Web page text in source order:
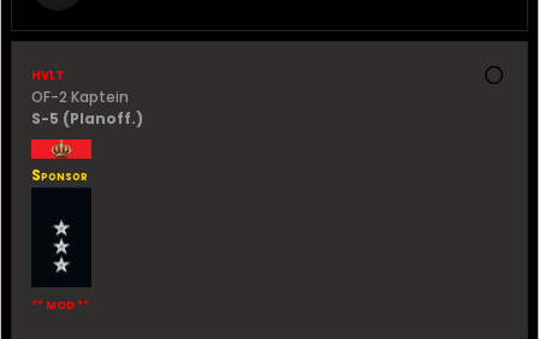
hvlt
OF-2 Kaptein
S-5 (Planoff.)
Sponsor
** MOD **